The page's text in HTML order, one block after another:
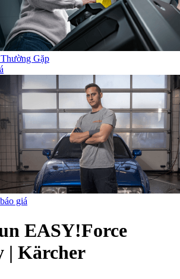
Gặp
giá
EASY!Force
| Kärcher